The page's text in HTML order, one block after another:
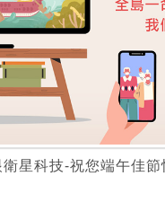
星科技-祝您端午佳節